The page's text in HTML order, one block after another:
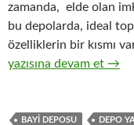
zamanda, elde olan
bu depolarda, ideal
özelliklerin bir kısmı
5-Hızlı tüketim
yazısına devam et →
BAYI DEPOSU DEPO